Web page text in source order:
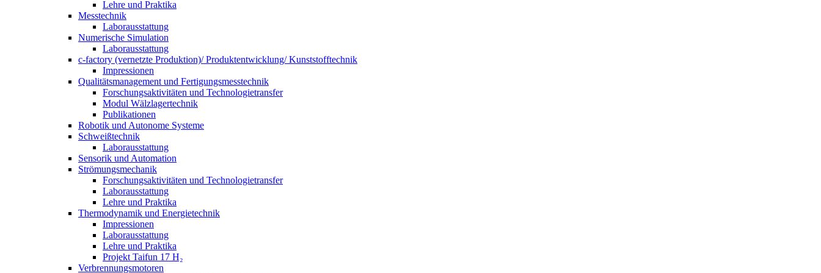
Lehre und Praktika
Messtechnik
Laborausstattung
Numerische Simulation
Laborausstattung
c-factory (vernetzte Produktion)/ Produktentwicklung/ Kunststofftechnik
Impressionen
Qualitätsmanagement und Fertigungsmesstechnik
Forschungsaktivitäten und Technologietransfer
Modul Wälzlagertechnik
Publikationen
Robotik und Autonome Systeme
Schweißtechnik
Laborausstattung
Sensorik und Automation
Strömungsmechanik
Forschungsaktivitäten und Technologietransfer
Laborausstattung
Lehre und Praktika
Thermodynamik und Energietechnik
Impressionen
Laborausstattung
Lehre und Praktika
Projekt Taifun 17 H₂
Verbrennungsmotoren